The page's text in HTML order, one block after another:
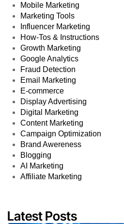
Mobile Marketing
Marketing Tools
Influencer Marketing
How-Tos & Instructions
Growth Marketing
Google Analytics
Fraud Detection
Email Marketing
E-commerce
Display Advertising
Digital Marketing
Content Marketing
Campaign Optimization
Brand Awereness
Blogging
AI Marketing
Affiliate Marketing
Latest Posts